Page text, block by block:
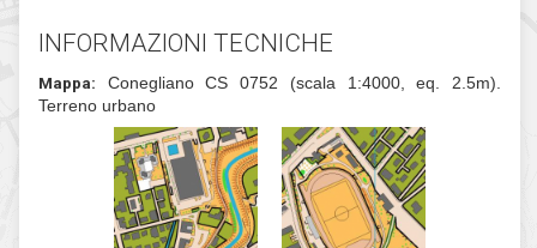
09.30 Prima partenza
12.00 Premiazioni
INFORMAZIONI TECNICHE